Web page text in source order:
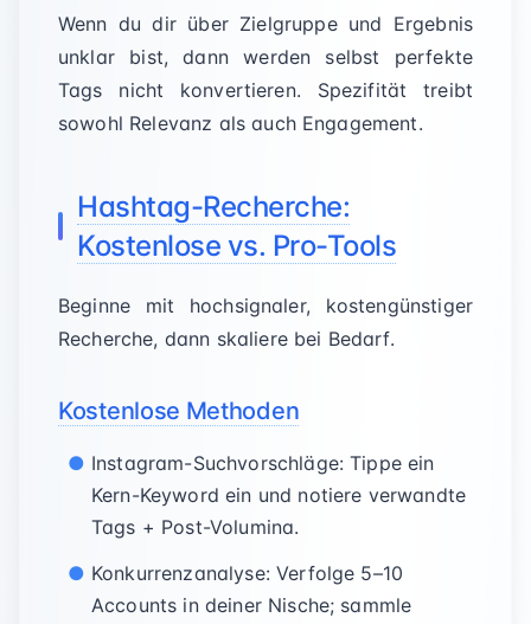
Wenn du dir über Zielgruppe und Ergebnis
unklar bist, dann werden selbst perfekte
Tags nicht konvertieren. Spezifität treibt
sowohl Relevanz als auch Engagement.
Hashtag-Recherche:
Kostenlose vs. Pro-Tools
Beginne mit hochsignaler, kostengünstiger
Recherche, dann skaliere bei Bedarf.
Kostenlose Methoden
Instagram-Suchvorschläge: Tippe ein
Kern-Keyword ein und notiere verwandte
Tags + Post-Volumina.
Konkurrenzanalyse: Verfolge 5–10
Accounts in deiner Nische; sammle